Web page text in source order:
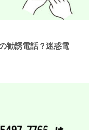
勧誘電話？迷惑電